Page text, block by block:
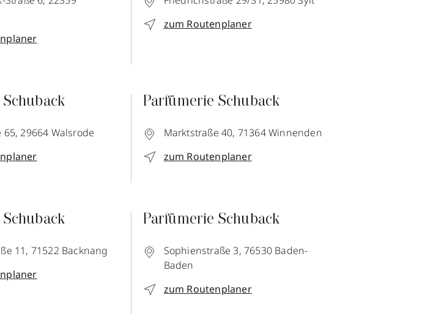
zum Routenplaner
65, 29664 Walsrode
Parfümerie Schuback
Marktstraße 40, 71364Winnenden
zum Routenplaner
11, 71522 Backnang
Parfümerie Schuback
Sophienstraße 3, 76530 Baden-
Baden
zum Routenplaner